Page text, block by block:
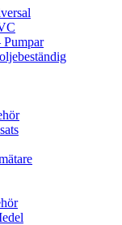
Pumpar